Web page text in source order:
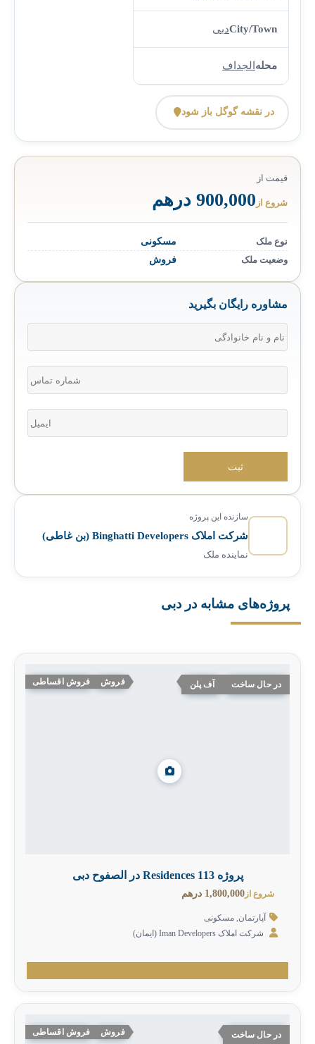
City/Townدبی
محلهالجداف
در نقشه گوگل باز شود
قیمت از
شروع از 900,000 درهم
نوع ملک
مسکونی
وضعیت ملک
فروش
مشاوره رایگان بگیرید
سازنده این پروژه
شرکت املاک Binghatti Developers (بن غاطی)
نماینده ملک
پروژه‌های مشابه در دبی
در حال ساخت آف پلن فروش فروش اقساطی
پروژه 113 Residences در الصفوح دبی
شروع از 1,800,000 درهم
آپارتمان,مسکونی
شرکت املاک Iman Developers‎ (ایمان)
در حال ساخت فروش فروش اقساطی